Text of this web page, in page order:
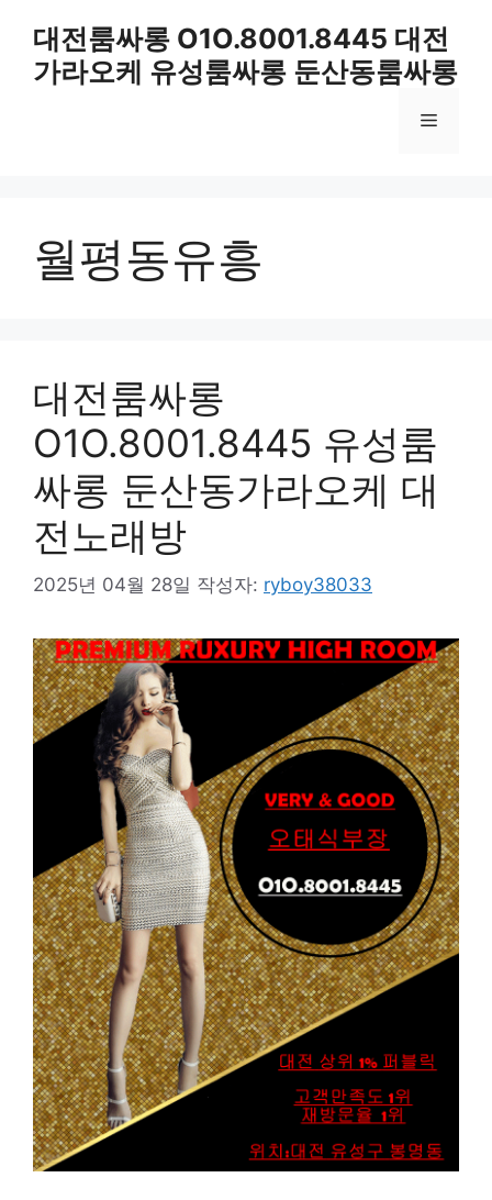
대전룸싸롱 O1O.8001.8445 대전
가라오케 유성룸싸롱 둔산동룸싸롱
메
월평동유흥
대전룸싸롱
O1O.8001.8445 유성룸
싸롱 둔산동가라오케 대
전노래방
2025년 04월 28일 작성자: ryboy38033